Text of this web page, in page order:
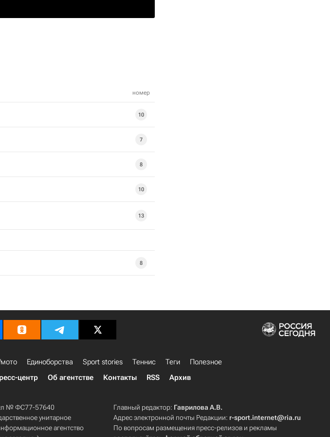
номер
10
7
8
10
13
8
Единоборства Sport stories Теннис Теги
Полезное
центр Об агентстве Контакты RSS Архив
Эл № ФС77-57640
унитарное
агентство
Главный редактор: Гаврилова А.В.
Адрес электронной почты Редакции: r-sport.internet@ria.ru
По вопросам размещения пресс-релизов и рекламы